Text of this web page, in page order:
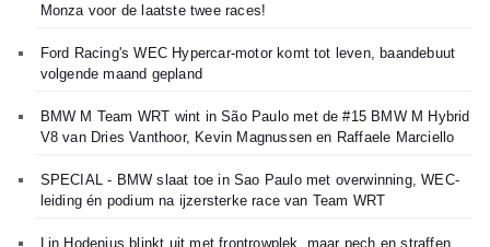
Monza voor de laatste twee races!
Ford Racing's WEC Hypercar-motor komt tot leven, baandebuut
volgende maand gepland
BMW M Team WRT wint in São Paulo met de #15 BMW M Hybrid
V8 van Dries Vanthoor, Kevin Magnussen en Raffaele Marciello
SPECIAL - BMW slaat toe in Sao Paulo met overwinning, WEC-
leiding én podium na ijzersterke race van Team WRT
Lin Hodenius blinkt uit met frontrowplek, maar pech en straffen